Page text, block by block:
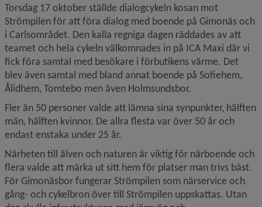
Torsdag 17 oktober ställde dialogcykeln kosan mot
Strömpilen för att föra dialog med boende på Gimonäs och
i Carlsområdet. Den kalla regniga dagen räddades av att
teamet och hela cykeln välkomnades in på ICA Maxi där vi
fick föra samtal med besökare i förbutikens värme. Det
blev även samtal med bland annat boende på Sofiehem,
Ålidhem, Tomtebo men även Holmsundsbor.
Fler än 50 personer valde att lämna sina synpunkter, hälften
män, hälften kvinnor. De allra flesta var över 50 år och
endast enstaka under 25 år.
Närheten till älven och naturen är viktig för närboende och
flera valde att märka ut sitt hem för platser man trivs bäst.
För Gimonäsbor fungerar Strömpilen som närservice och
gång- och cykelbron över till Strömpilen uppskattas. Utan